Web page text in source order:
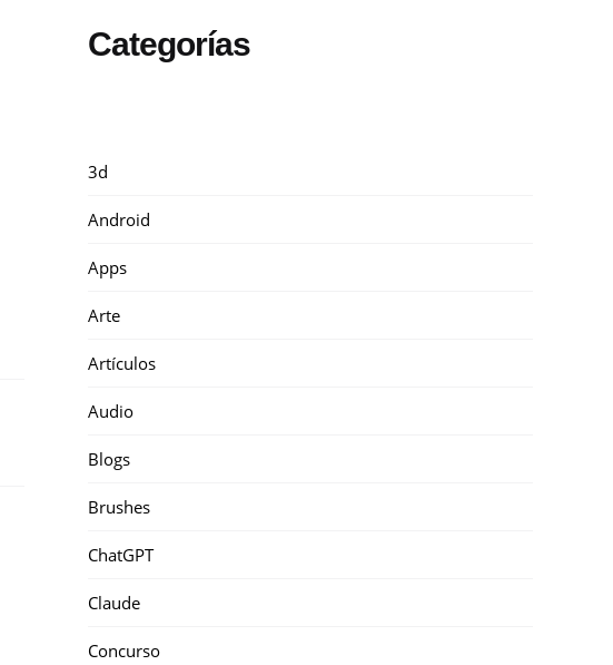
Categorías
3d
Android
Apps
Arte
Artículos
Audio
Blogs
Brushes
ChatGPT
Claude
Concurso